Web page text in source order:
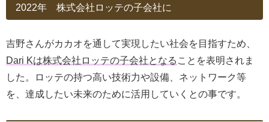
2022年 株式会社ロッテの子会社に
吉野さんがカカオを通して実現したい社会を目指すため、
Dari Kは株式会社ロッテの子会社となる ことを表明されま
した。ロッテの持つ高い技術力や設備、ネットワーク等
を、達成したい未来のために活用していくとの事です。